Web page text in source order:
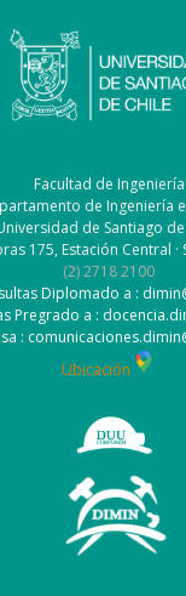
Facultad de Ingeniería
de Ingeniería
de Santiago
175, Estación Central ·
(2) 2718 2100
Diplomado a :
Pregrado a :
:
Ubicación